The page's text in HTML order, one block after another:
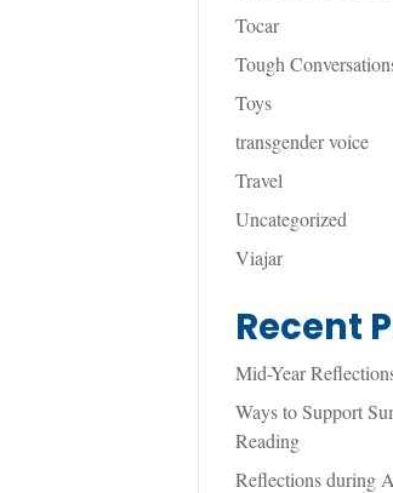
Tocar
Tough
Toys
transgender voice
Travel
Uncategorized
Viajar
Recent
Mid-Year
Ways to Support
Reading
Reflections during